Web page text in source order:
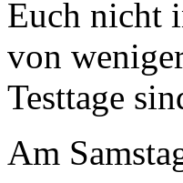
Euch nicht
von
Testtage
Am